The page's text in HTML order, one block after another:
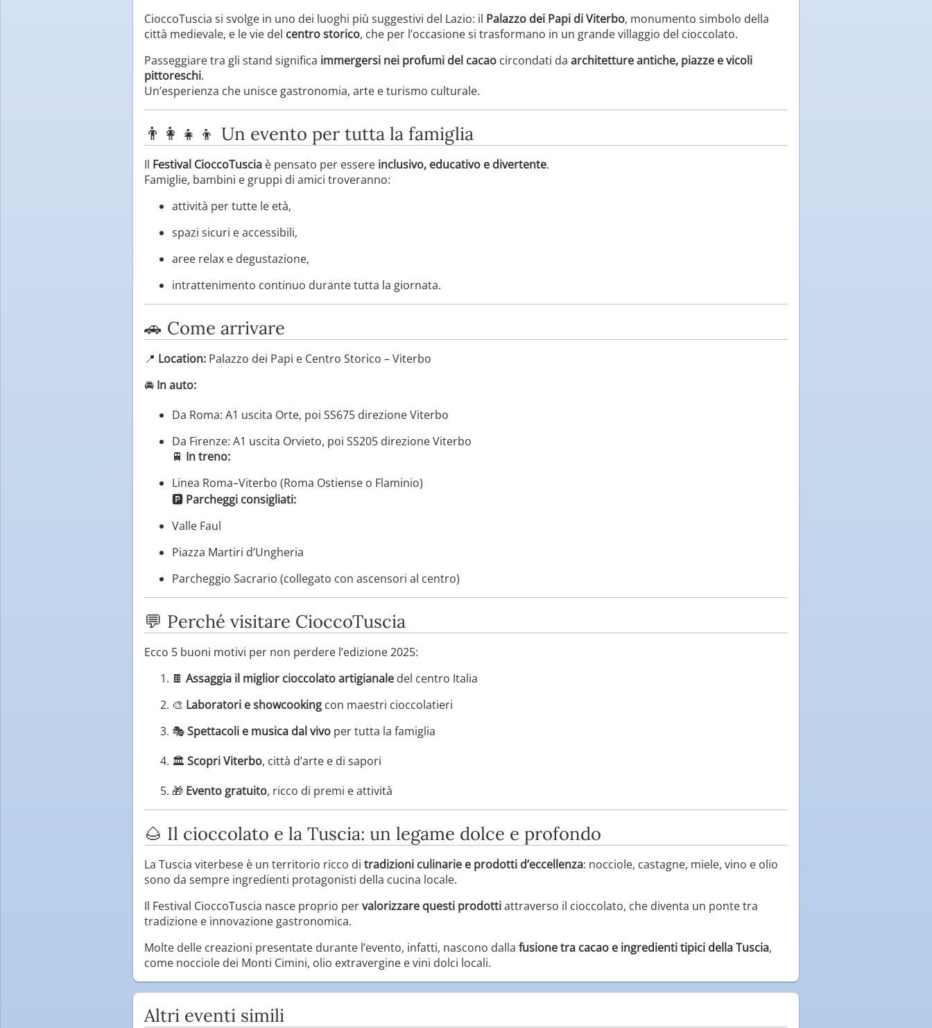
CioccoTuscia si svolge in uno dei luoghi più suggestivi del Lazio: il Palazzo dei Papi di Viterbo, monumento simbolo della
città medievale, e le vie del centro storico, che per l’occasione si trasformano in un grande villaggio del cioccolato.
Passeggiare tra gli stand significa immergersi nei profumi del cacao circondati da architetture antiche, piazze e vicoli
pittoreschi.
Un’esperienza che unisce gastronomia, arte e turismo culturale.
👨‍👩‍👧‍👦 Un evento per tutta la famiglia
Il Festival CioccoTuscia è pensato per essere inclusivo, educativo e divertente.
Famiglie, bambini e gruppi di amici troveranno:
attività per tutte le età,
spazi sicuri e accessibili,
aree relax e degustazione,
intrattenimento continuo durante tutta la giornata.
🚗 Come arrivare
📍 Location: Palazzo dei Papi e Centro Storico – Viterbo
🚘 In auto:
Da Roma: A1 uscita Orte, poi SS675 direzione Viterbo
Da Firenze: A1 uscita Orvieto, poi SS205 direzione Viterbo
🚆 In treno:
Linea Roma–Viterbo (Roma Ostiense o Flaminio)
🅿️ Parcheggi consigliati:
Valle Faul
Piazza Martiri d’Ungheria
Parcheggio Sacrario (collegato con ascensori al centro)
💬 Perché visitare CioccoTuscia
Ecco 5 buoni motivi per non perdere l’edizione 2025:
🍫 Assaggia il miglior cioccolato artigianale del centro Italia
🎨 Laboratori e showcooking con maestri cioccolatieri
🎭Spettacoli e musica dal vivo per tutta la famiglia
🏛 Scopri Viterbo, città d’arte e di sapori
🎁 Evento gratuito, ricco di premi e attività
🌰 Il cioccolato e la Tuscia: un legame dolce e profondo
La Tuscia viterbese è un territorio ricco di tradizioni culinarie e prodotti d’eccellenza: nocciole, castagne, miele, vino e olio
sono da sempre ingredienti protagonisti della cucina locale.
Il Festival CioccoTuscia nasce proprio pervalorizzare questi prodottiattraverso il cioccolato, che diventa un ponte tra
tradizione e innovazione gastronomica.
Molte delle creazioni presentate durante l’evento, infatti, nascono dalla fusione tra cacao e ingredienti tipici della Tuscia,
come nocciole dei Monti Cimini, olio extravergine e vini dolci locali.
Altri eventi simili